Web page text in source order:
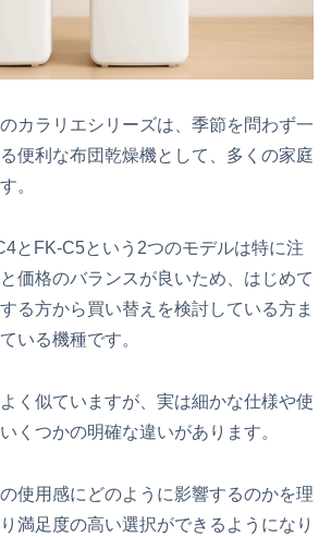
カラリエシリーズは、季節を問わず一
便利な布団乾燥機として、多くの家庭
。
とFK‑C5という2つのモデルは特に注
価格のバランスが良いため、はじめて
る方から買い替えを検討している方ま
いる機種です。
く似ていますが、実は細かな仕様や使
くつかの明確な違いがあります。
使用感にどのように影響するのかを理
満足度の高い選択ができるようになり